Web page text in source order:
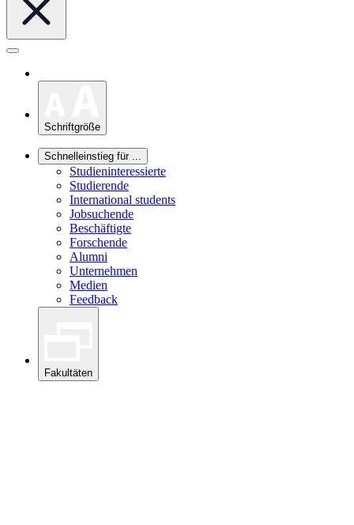
Schriftgröße
Schnelleinstieg für ...
Studieninteressierte
Studierende
International students
Jobsuchende
Beschäftigte
Forschende
Alumni
Unternehmen
Medien
Feedback
Fakultäten